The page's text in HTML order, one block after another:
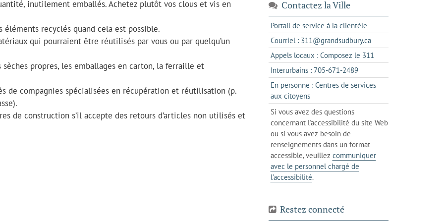
inutilement emballés. Achetez plutôt vos clous et vis en
éléments recyclés quand cela est possible.
qui pourraient être réutilisés par vous ou par quelqu’un
propres, les emballages en carton, la ferraille et
de compagnies spécialisées en récupération et réutilisation (p.
de construction s’il accepte des retours d’articles non utilisés et
Contactez la Ville
Portail de service à la clientèles'ouvre
dans
un
nouvel
Courriel : 311@grandsudbury.cas'ouvre
dans
votre
de
Appels locaux : Composez le 311
dans
un
client
téléphone
Interurbains : 705-671-2489s'ouvre
dans
client
votre
En personne : Centres de services
aux citoyenss'ouvre
dans
l'onglet
actuel
Si vous avez des questions
concernant l'accessibilité du site Web
ou si vous avez besoin de
renseignements dans un format
accessible, veuillez communiquer
avec le personnel chargé de
l'accessibilité.
Restez connecté